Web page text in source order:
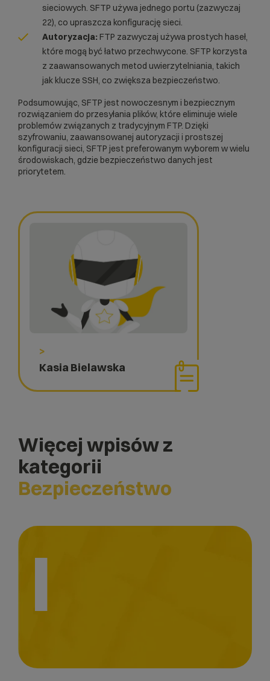
>
Kasia Bielawska
sieciowych. SFTP używa jednego portu (zazwyczaj
22), co upraszcza konfigurację sieci.
Autoryzacja: FTP zazwyczaj używa prostych haseł,
które mogą być łatwo przechwycone. SFTP korzysta
z zaawansowanych metod uwierzytelniania, takich
jak klucze SSH, co zwiększa bezpieczeństwo.
Podsumowując, SFTP jest nowoczesnym i bezpiecznym
rozwiązaniem do przesyłania plików, które eliminuje wiele
problemów związanych z tradycyjnym FTP. Dzięki
szyfrowaniu, zaawansowanej autoryzacji i prostszej
konfiguracji sieci, SFTP jest preferowanym wyborem w wielu
środowiskach, gdzie bezpieczeństwo danych jest
priorytetem.
Więcej wpisów z
kategorii
Bezpieczeństwo
I